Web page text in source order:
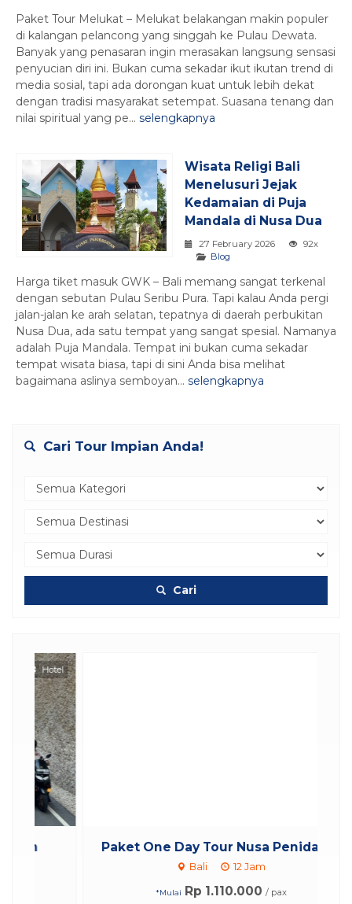
Paket Tour Melukat – Melukat belakangan makin populer
di kalangan pelancong yang singgah ke Pulau Dewata.
Banyak yang penasaran ingin merasakan langsung sensasi
penyucian diri ini. Bukan cuma sekadar ikut ikutan trend di
media sosial, tapi ada dorongan kuat untuk lebih dekat
dengan tradisi masyarakat setempat. Suasana tenang dan
nilai spiritual yang pe... selengkapnya
Wisata Religi Bali
Menelusuri Jejak
Kedamaian di Puja
Mandala di Nusa Dua
27 February 2026
92x
Blog
Harga tiket masuk GWK – Bali memang sangat terkenal
dengan sebutan Pulau Seribu Pura. Tapi kalau Anda pergi
jalan-jalan ke arah selatan, tepatnya di daerah perbukitan
Nusa Dua, ada satu tempat yang sangat spesial. Namanya
adalah Puja Mandala. Tempat ini bukan cuma sekadar
tempat wisata biasa, tapi di sini Anda bisa melihat
bagaimana aslinya semboyan... selengkapnya
Cari Tour Impian Anda!
Cari
Paket One Day Tour Nusa Penida K...
12 Jam
Rp 1.110.000 / pax